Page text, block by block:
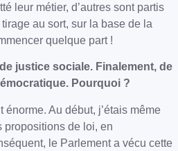
leur métier, d’autres sont partis
au sort, sur la base de la
quelque part !
justice sociale. Finalement, de
Pourquoi ?
Au début, j’étais même
propositions de loi, en
le Parlement a vécu cette